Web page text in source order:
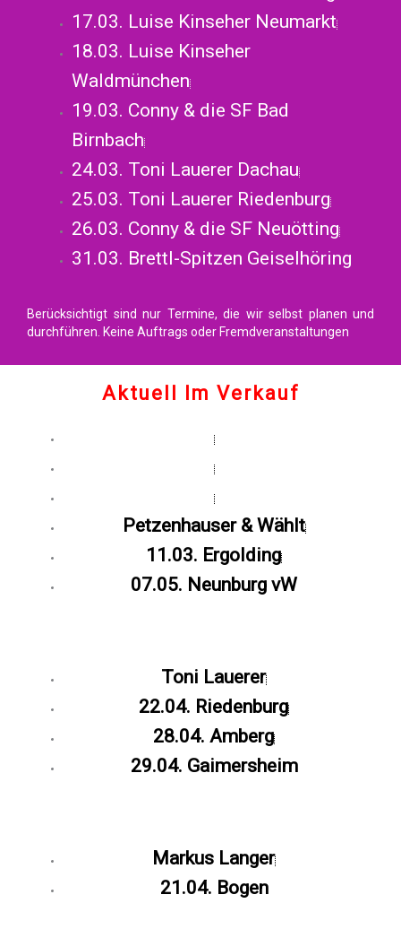
17.03. Luise Kinseher Neumarkt
18.03. Luise Kinseher
Waldmünchen
19.03. Conny & die SF Bad
Birnbach
24.03. Toni Lauerer Dachau
25.03. Toni Lauerer Riedenburg
26.03. Conny & die SF Neuötting
31.03. Brettl-Spitzen Geiselhöring
Berücksichtigt sind nur Termine, die wir selbst planen und
durchführen. Keine Auftrags oder Fremdveranstaltungen
Aktuell Im Verkauf
Petzenhauser & Wählt
11.03. Ergolding
07.05. Neunburg vW
Toni Lauerer
22.04. Riedenburg
28.04. Amberg
29.04. Gaimersheim
Markus Langer
21.04. Bogen